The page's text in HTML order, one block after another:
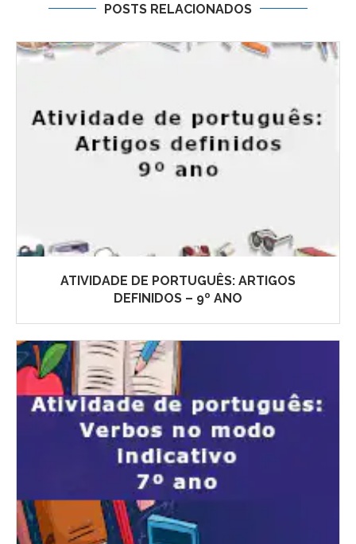
POSTS RELACIONADOS
ATIVIDADE DE PORTUGUÊS: ARTIGOS
DEFINIDOS – 9º ANO